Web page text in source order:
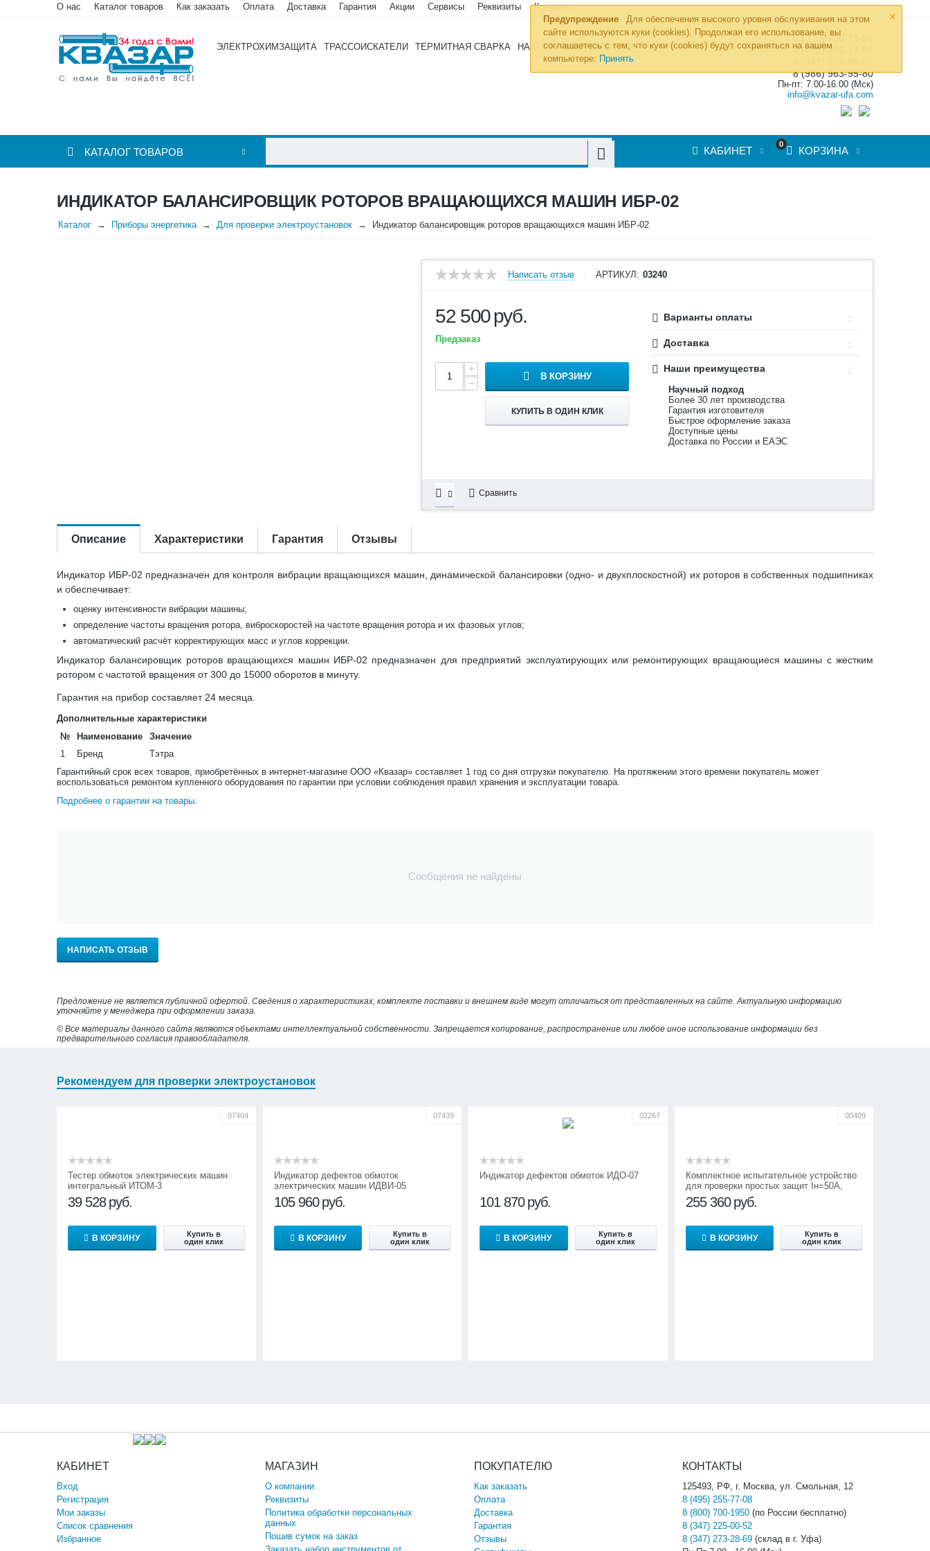
×
Предупреждение
Для обеспечения высокого уровня обслуживания на этом
сайте используются куки (cookies). Продолжая его использование, вы
соглашаетесь с тем, что куки (cookies) будут сохраняться на вашем
компьютере: Принять
О нас Каталог товаров Как заказать Оплата Доставка Гарантия Акции Сервисы Реквизиты Контакты
ЭЛЕКТРОХИМЗАЩИТА ТРАССОИСКАТЕЛИ ТЕРМИТНАЯ СВАРКА НАБОРЫ ИНСТРУМЕНТОВ »
8 (800) 700-19-50
8 (495) 255-77-08
8 (986) 963-95-80
Пн-пт: 7.00-16.00 (Мск)
info@kvazar-ufa.com
КАТАЛОГ ТОВАРОВ
0
КОРЗИНА
КАБИНЕТ
ИНДИКАТОР БАЛАНСИРОВЩИК РОТОРОВ ВРАЩАЮЩИХСЯ МАШИН ИБР-02
Каталог Приборы энергетика Для проверки электроустановок Индикатор балансировщик роторов вращающихся машин ИБР-02
Написать отзыв АРТИКУЛ: 03240
52 500руб.
Предзаказ
+
−
В КОРЗИНУ
КУПИТЬ В ОДИН КЛИК
Варианты оплаты
Доставка
Наши преимущества
Научный подход
Более 30 лет производства
Гарантия изготовителя
Быстрое оформление заказа
Доступные цены
Доставка по России и ЕАЭС
Сравнить
Описание Характеристики Гарантия Отзывы
Индикатор ИБР-02 предназначен для контроля вибрации вращающихся машин, динамической балансировки (одно- и двухплоскостной) их роторов в собственных подшипниках
и обеспечивает:
оценку интенсивности вибрации машины;
определение частоты вращения ротора, виброскоростей на частоте вращения ротора и их фазовых углов;
автоматический расчёт корректирующих масс и углов коррекции.
Индикатор балансировщик роторов вращающихся машин ИБР-02 предназначен для предприятий эксплуатирующих или ремонтирующих вращающиеся машины с жестким
ротором с частотой вращения от 300 до 15000 оборотов в минуту.
Гарантия на прибор составляет 24 месяца.
Дополнительные характеристики
№
Наименование
Значение
1
Бренд
Тэтра
Гарантийный срок всех товаров, приобретённых в интернет-магазине ООО «Квазар» составляет 1 год со дня отгрузки покупателю. На протяжении этого времени покупатель может
воспользоваться ремонтом купленного оборудования по гарантии при условии соблюдения правил хранения и эксплуатации товара.
Подробнее о гарантии на товары
Сообщения не найдены
НАПИСАТЬ ОТЗЫВ
Предложение не является публичной офертой. Сведения о характеристиках, комплекте поставки и внешнем виде могут отличаться от представленных на сайте. Актуальную информацию
уточняйте у менеджера при оформлении заказа.
© Все материалы данного сайта являются объектами интеллектуальной собственности. Запрещается копирование, распространение или любое иное использование информации без
предварительного согласия правообладателя.
Рекомендуем для проверки электроустановок
07404
Тестер обмоток электрических машин
интегральный ИТОМ-3
39 528 руб.
В КОРЗИНУ
Купить в
один клик
07439
Индикатор дефектов обмоток
электрических машин ИДВИ-05
105 960 руб.
В КОРЗИНУ
Купить в
один клик
02267
Индикатор дефектов обмоток ИДО-07
101 870 руб.
В КОРЗИНУ
Купить в
один клик
00409
Комплектное испытательное устройство
для проверки простых защит Iн=50А,
Р=0,5кВт Нептун
255 360 руб.
В КОРЗИНУ
Купить в
один клик
КАБИНЕТ
Вход
Регистрация
Мои заказы
Список сравнения
Избранное
МАГАЗИН
О компании
Реквизиты
Политика обработки персональных
данных
Пошив сумок на заказ
ПОКУПАТЕЛЮ
Как заказать
Оплата
Доставка
Гарантия
Отзывы
КОНТАКТЫ
125493, РФ, г. Москва, ул. Смольная, 12
8 (495) 255-77-08
8 (800) 700-1950(по России бесплатно)
8 (347) 225-00-52
8 (347) 273-28-69(склад в г. Уфа)